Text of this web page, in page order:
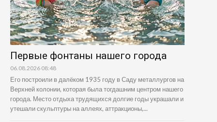
Первые фонтаны нашего города
06.08.2026 08:48
Его построили в далёком 1935 году в Саду металлургов на
Верхней колонии, которая была тогдашним центром нашего
города. Место отдыха трудящихся долгие годы украшали и
утешали скульптуры на аллеях, аттракционы,...